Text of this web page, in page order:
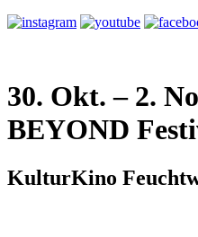
30. Okt. – 2.
BEYOND
KulturKino